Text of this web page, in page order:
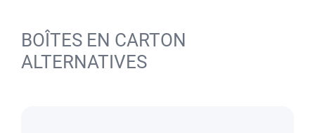
BOÎTES EN CARTON
ALTERNATIVES